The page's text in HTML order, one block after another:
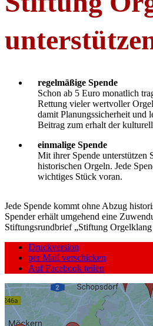
regelmäßige Spende
Schon ab 5 Euro monatlich
Rettung vieler wertvoller
damit Planungssicherheit und
Beitrag zum erhalt der
einmalige Spende
Mit ihrer Spende unterstützen
historischen Orgeln. Jede
wichtiges Stück voran.
Jede Spende kommt ohne Abzug
Spender erhält umgehend eine
Stiftungsrundbrief „Stiftung
Druckversion
per Mail verschicken
Auf Facebook teilen